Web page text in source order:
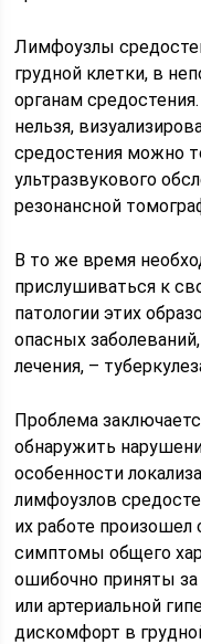
Лимфоузлы
грудной клетки, в
органам
нельзя,
средостения можно
ультразвукового
резонансной
В то же время
прислушиваться к
патологии этих
опасных
лечения, –
Проблема
обнаружить
особенности
лимфоузлов
их работе
симптомы общего
ошибочно приняты
или артериальной
дискомфорт в